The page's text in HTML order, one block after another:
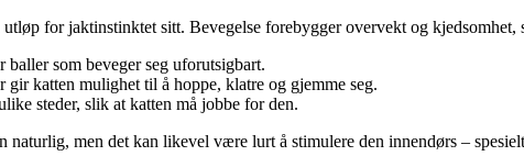
for jaktinstinktet sitt. Bevegelse forebygger overvekt og kjedsomhet,
som beveger seg uforutsigbart.
gir katten mulighet til å hoppe, klatre og gjemme seg.
steder, slik at katten må jobbe for den.
men det kan likevel være lurt å stimulere den innendørs –